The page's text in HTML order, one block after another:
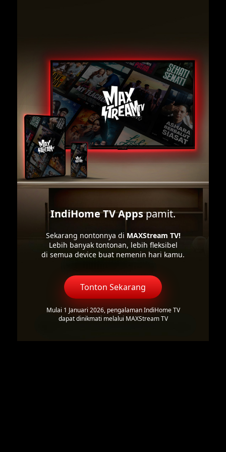
IndiHome TV Appspamit.
Sekarang nontonnya di MAXStream TV!
Lebih banyak tontonan, lebih fleksibel
di semua device buat nemenin hari kamu.
Tonton Sekarang
Mulai 1 Januari 2026, pengalaman IndiHome TV
dapat dinikmati melalui MAXStream TV